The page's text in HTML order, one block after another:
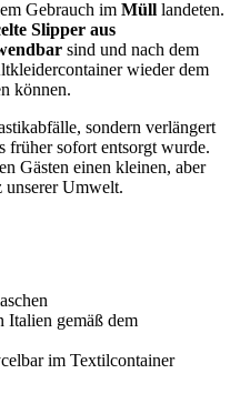
Gebrauch im Müll landeten.
Slipper aus
sind und nach dem
wieder dem
können.
sondern verlängert
früher sofort entsorgt wurde.
Gästen einen kleinen, aber
Umwelt.
Italien gemäß dem
im Textilcontainer